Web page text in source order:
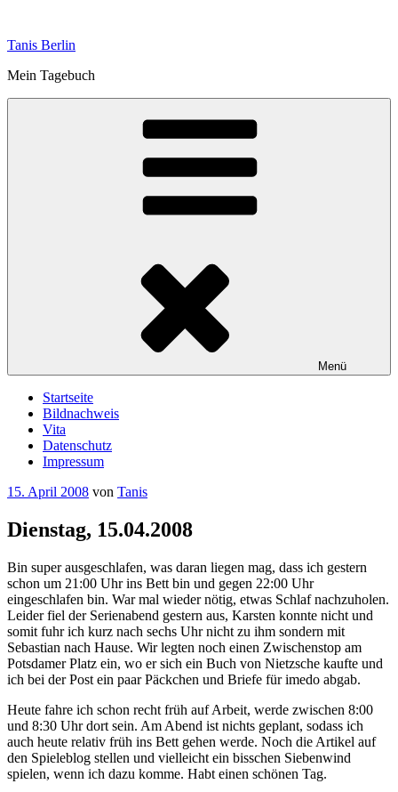
springen
Tanis Berlin
Mein Tagebuch
Menü
Startseite
Bildnachweis
Vita
Datenschutz
Impressum
Veröffentlicht
15. April 2008 von Tanis
Dienstag, 15.04.2008
Bin super ausgeschlafen, was daran liegen mag, dass ich gestern
schon um 21:00 Uhr ins Bett bin und gegen 22:00 Uhr
eingeschlafen bin. War mal wieder nötig, etwas Schlaf nachzuholen.
Leider fiel der Serienabend gestern aus, Karsten konnte nicht und
somit fuhr ich kurz nach sechs Uhr nicht zu ihm sondern mit
Sebastian nach Hause. Wir legten noch einen Zwischenstop am
Potsdamer Platz ein, wo er sich ein Buch von Nietzsche kaufte und
ich bei der Post ein paar Päckchen und Briefe für imedo abgab.
Heute fahre ich schon recht früh auf Arbeit, werde zwischen 8:00
und 8:30 Uhr dort sein. Am Abend ist nichts geplant, sodass ich
auch heute relativ früh ins Bett gehen werde. Noch die Artikel auf
den Spieleblog stellen und vielleicht ein bisschen Siebenwind
spielen, wenn ich dazu komme. Habt einen schönen Tag.